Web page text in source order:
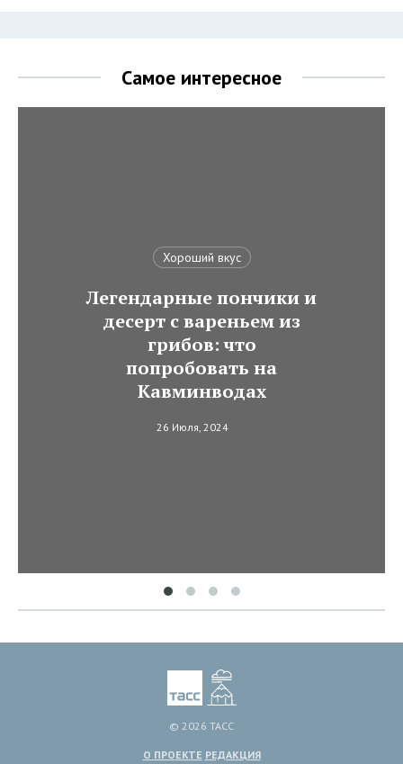
Самое интересное
Хороший вкус
Легендарные пончики и
десерт с вареньем из
грибов: что
попробовать на
Кавминводах
26 Июля, 2024
© 2026 ТАСС
О ПРОЕКТЕ РЕДАКЦИЯ